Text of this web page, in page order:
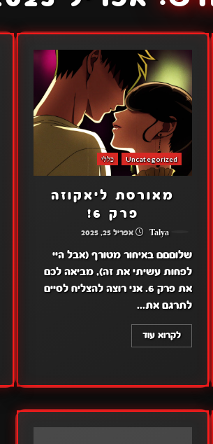
Uncategorized כללי
מאורסת ליאקוזה
פרק 6!
אפריל 25, 2025
שלוםםם באיחור מטורף (אבל היי
לפחות עשיתי את זה), מביאה לכם
את פרק 6. אני רוצה להצליח לסיים
לתרגם את...
לקרוא עוד